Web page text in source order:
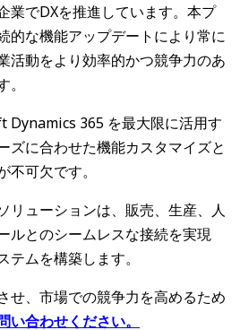
業でDXを推進しています。本プ
的な機能アップデートにより常に
活動をより効率的かつ競争力のあ
Dynamics 365 を最大限に活用す
ズに合わせた機能カスタマイズと
可欠です。
リューションは、販売、生産、人
ルとのシームレスな接続を実現
テムを構築します。
せ、市場での競争力を高めるため
い合わせください。